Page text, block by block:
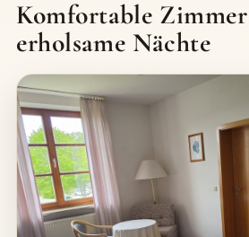
Komfortable
erholsame Nächte